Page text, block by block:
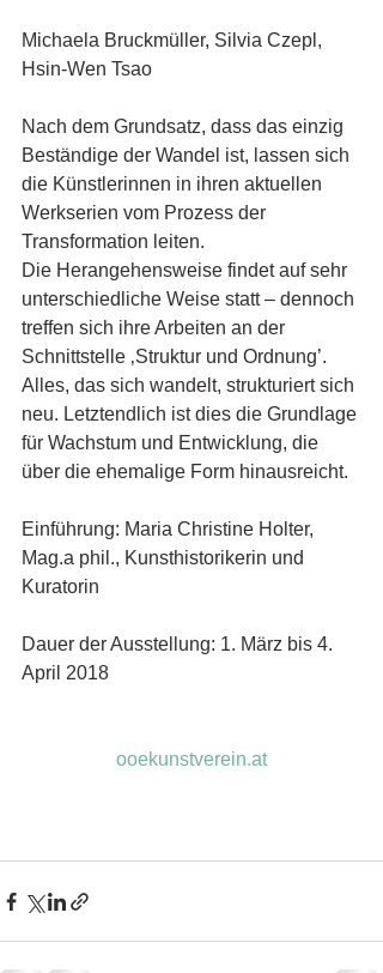
Michaela Bruckmüller, Silvia Czepl,
Hsin-Wen Tsao
Nach dem Grundsatz, dass das einzig
Beständige der Wandel ist, lassen sich
die Künstlerinnen in ihren aktuellen
Werkserien vom Prozess der
Transformation leiten.
Die Herangehensweise findet auf sehr
unterschiedliche Weise statt – dennoch
treffen sich ihre Arbeiten an der
Schnittstelle ‚Struktur und Ordnung’.
Alles, das sich wandelt, strukturiert sich
neu. Letztendlich ist dies die Grundlage
für Wachstum und Entwicklung, die
über die ehemalige Form hinausreicht.
Einführung: Maria Christine Holter,
Mag.a phil., Kunsthistorikerin und
Kuratorin
Dauer der Ausstellung: 1. März bis 4.
April 2018
ooekunstverein.at